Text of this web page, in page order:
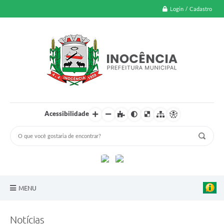
Login / Cadastro
Acessibilidade
MENU
Notícias